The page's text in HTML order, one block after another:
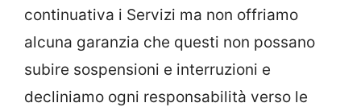
continuativa i Servizi ma non offriamo
alcuna garanzia che questi non possano
subire sospensioni e interruzioni e
decliniamo ogni responsabilità verso le